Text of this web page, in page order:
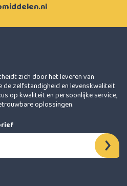
zich door het leveren van
zelfstandigheid en levenskwaliteit
op kwaliteit en persoonlijke service,
oplossingen.